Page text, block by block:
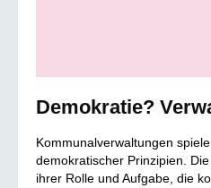
Demokratie?
Kommunalverwaltungen
demokratischer Prinzipien.
ihrer Rolle und Aufgabe, die